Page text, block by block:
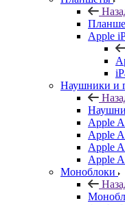
Apple
Наушники и
Apple
Apple
Apple
Apple
Моноблоки